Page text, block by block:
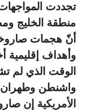
تجددت المواجهات
منطقة الخليج
أنّ هجمات
وأهداف
الوقت الذي لم
واشنطن وطهران
الأمريكية إن